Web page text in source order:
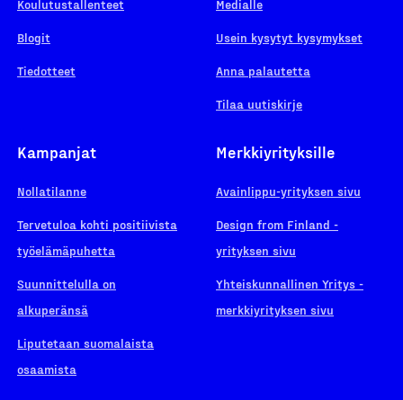
Koulutustallenteet
Blogit
Tiedotteet
Medialle
Usein kysytyt kysymykset
Anna palautetta
Tilaa uutiskirje
Kampanjat
Nollatilanne
Tervetuloa kohti positiivista
työelämäpuhetta
Suunnittelulla on
alkuperänsä
Liputetaan suomalaista
osaamista
Merkkiyrityksille
Avainlippu-yrityksen sivu
Design from Finland -
yrityksen sivu
Yhteiskunnallinen Yritys -
merkkiyrityksen sivu